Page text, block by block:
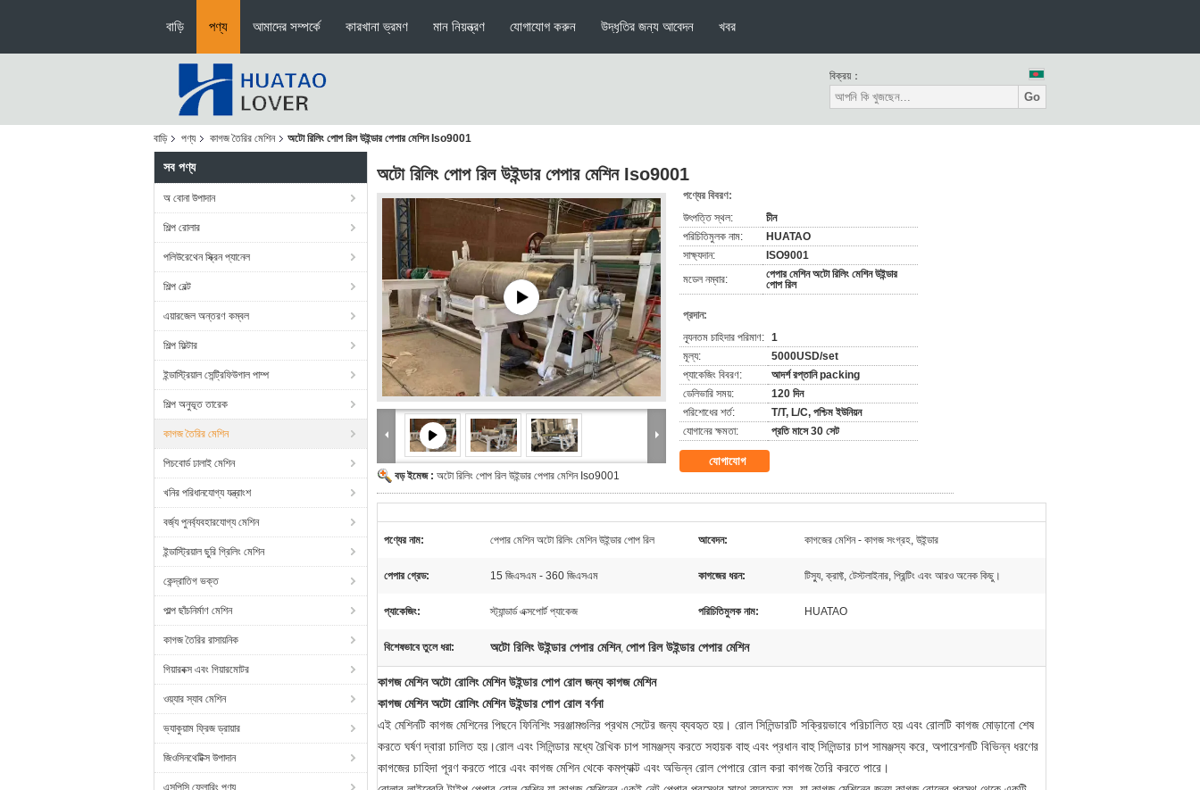
বাড়ি পণ্য আমাদের সম্পর্কে কারখানা ভ্রমণ মান নিয়ন্ত্রণ যোগাযোগ করুন উদ্ধৃতির জন্য আবেদন খবর
বিক্রয়：
Go
বাড়ি পণ্য কাগজ তৈরির মেশিন অটো রিলিং পোপ রিল উইন্ডার পেপার মেশিন Iso9001
সব পণ্য
অ বোনা উপাদান
শিল্প রোলার
পলিউরেথেন স্ক্রিন প্যানেল
শিল্প বেল্ট
এয়ারজেল অন্তরণ কম্বল
শিল্প ফিল্টার
ইন্ডাস্ট্রিয়াল সেন্ট্রিফিউগাল পাম্প
শিল্প অনুভূত তারেক
কাগজ তৈরির মেশিন
পিচবোর্ড ঢালাই মেশিন
খনির পরিধানযোগ্য যন্ত্রাংশ
বর্জ্য পুনর্ব্যবহারযোগ্য মেশিন
ইন্ডাস্ট্রিয়াল ছুরি গ্রিলিং মেশিন
কেন্দ্রাতিগ ভক্ত
পাল্প ছাঁচনির্মাণ মেশিন
কাগজ তৈরির রাসায়নিক
গিয়ারবক্স এবং গিয়ারমোটর
ওয়্যার স্যাব মেশিন
ভ্যাকুয়াম ফ্রিজ ড্রায়ার
জিওসিনথেটিক্স উপাদান
এসপিসি ফ্লোরিং পণ্য
অটো রিলিং পোপ রিল উইন্ডার পেপার মেশিন Iso9001
বড় ইমেজ : অটো রিলিং পোপ রিল উইন্ডার পেপার মেশিন Iso9001
পণ্যের বিবরণ:
উৎপত্তি স্থল:
চীন
পরিচিতিমুলক নাম:
HUATAO
সাক্ষ্যদান:
ISO9001
মডেল নম্বার:
পেপার মেশিন অটো রিলিং মেশিন উইন্ডার
পোপ রিল
প্রদান:
ন্যূনতম চাহিদার পরিমাণ: 1
মূল্য:
5000USD/set
প্যাকেজিং বিবরণ:
আদর্শ রপ্তানি packing
ডেলিভারি সময়:
120 দিন
পরিশোধের শর্ত:
T/T, L/C, পশ্চিম ইউনিয়ন
যোগানের ক্ষমতা:
প্রতি মাসে 30 সেট
যোগাযোগ
পণ্যের নাম: পেপার মেশিন অটো রিলিং মেশিন উইন্ডার পোপ রিল আবেদন: কাগজের মেশিন - কাগজ সংগ্রহ, উইন্ডার
পেপার গ্রেড: 15 জিএসএম - 360 জিএসএম কাগজের ধরন: টিস্যু, ক্রাফ্ট, টেস্টলাইনার, প্রিন্টিং এবং আরও অনেক কিছু।
প্যাকেজিং: স্ট্যান্ডার্ড এক্সপোর্ট প্যাকেজ পরিচিতিমুলক নাম: HUATAO
বিশেষভাবে তুলে ধরা: অটো রিলিং উইন্ডার পেপার মেশিন, পোপ রিল উইন্ডার পেপার মেশিন
কাগজ মেশিন অটো রোলিং মেশিন উইন্ডার পোপ রোল জন্য কাগজ মেশিন
কাগজ মেশিন অটো রোলিং মেশিন উইন্ডার পোপ রোল বর্ণনা
এই মেশিনটি কাগজ মেশিনের পিছনে ফিনিশিং সরঞ্জামগুলির প্রথম সেটের জন্য ব্যবহৃত হয়। রোল সিলিন্ডারটি সক্রিয়ভাবে পরিচালিত হয় এবং রোলটি কাগজ মোড়ানো শেষ
করতে ঘর্ষণ দ্বারা চালিত হয়।রোল এবং সিলিন্ডার মধ্যে রৈখিক চাপ সামঞ্জস্য করতে সহায়ক বাহু এবং প্রধান বাহু সিলিন্ডার চাপ সামঞ্জস্য করে, অপারেশনটি বিভিন্ন ধরণের
কাগজের চাহিদা পূরণ করতে পারে এবং কাগজ মেশিন থেকে কমপ্যাক্ট এবং অভিন্ন রোল পেপারে রোল করা কাগজ তৈরি করতে পারে।